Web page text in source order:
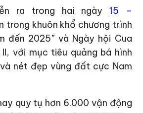
ra trong hai ngày15 –
trong khuôn khổ chương trình
đến 2025” và Ngày hội Cua
với mục tiêu quảng bá hình
nét đẹp vùng đất cực Nam
quy tụ hơn 6.000 vận động